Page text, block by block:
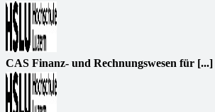
CAS Finanz- und Rechnungswesen für [...]